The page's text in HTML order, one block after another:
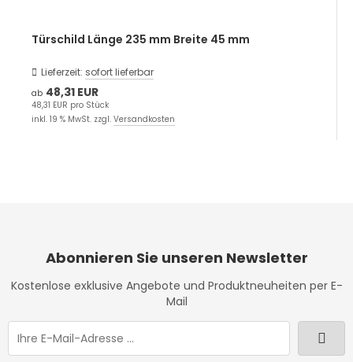
Türschild Länge 235 mm Breite 45 mm
Lieferzeit: sofort lieferbar
ab 48,31 EUR
48,31 EUR pro Stück
inkl. 19 % MwSt. zzgl. Versandkosten
Abonnieren Sie unseren Newsletter
Kostenlose exklusive Angebote und Produktneuheiten per E-
Mail